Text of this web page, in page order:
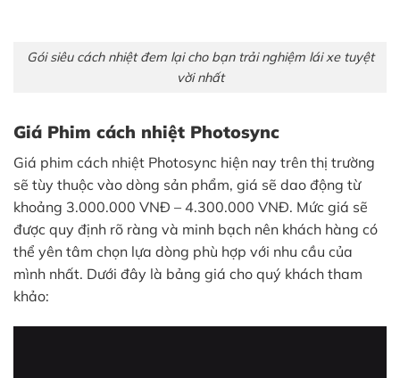
Gói siêu cách nhiệt đem lại cho bạn trải nghiệm lái xe tuyệt
vời nhất
Giá Phim cách nhiệt Photosync
Giá phim cách nhiệt Photosync hiện nay trên thị trường
sẽ tùy thuộc vào dòng sản phẩm, giá sẽ dao động từ
khoảng 3.000.000 VNĐ – 4.300.000 VNĐ. Mức giá sẽ
được quy định rõ ràng và minh bạch nên khách hàng có
thể yên tâm chọn lựa dòng phù hợp với nhu cầu của
mình nhất. Dưới đây là bảng giá cho quý khách tham
khảo: